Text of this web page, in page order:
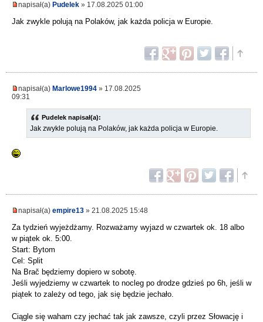
napisał(a) Pudelek » 17.08.2025 01:00
Jak zwykle polują na Polaków, jak każda policja w Europie.
napisał(a) Marlowe1994 » 17.08.2025
09:31
Pudelek napisał(a):
Jak zwykle polują na Polaków, jak każda policja w Europie.
napisał(a) empire13 » 21.08.2025 15:48
Za tydzień wyjeżdżamy. Rozważamy wyjazd w czwartek ok. 18 albo
w piątek ok. 5:00.
Start: Bytom
Cel: Split
Na Brač będziemy dopiero w sobotę.
Jeśli wyjedziemy w czwartek to nocleg po drodze gdzieś po 6h, jeśli w
piątek to zależy od tego, jak się będzie jechało.
Ciągle się waham czy jechać tak jak zawsze, czyli przez Słowację i